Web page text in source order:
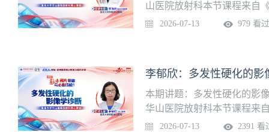
山医院放射科本节课程来自
进入学习页面
2026-07-13 979 看过
李郁欣：多发性硬化的影
本期讲题：多发性硬化的影
华山医院放射科本节课程来
我进入学习页面
2026-07-13 2391 看